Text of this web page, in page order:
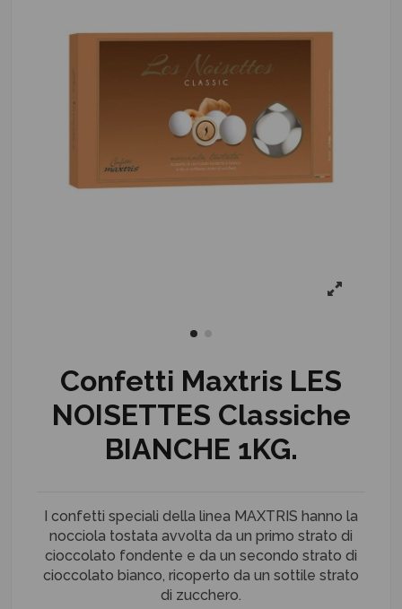
Confetti Maxtris LES
NOISETTES Classiche
BIANCHE 1KG.
I confetti speciali della linea MAXTRIS hanno la
nocciola tostata avvolta da un primo strato di
cioccolato fondente e da un secondo strato di
cioccolato bianco, ricoperto da un sottile strato
di zucchero.